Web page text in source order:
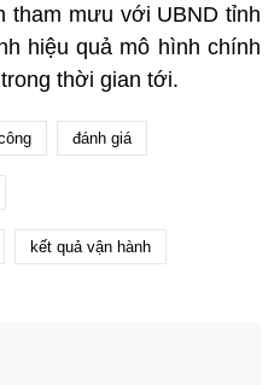
tham mưu với UBND tỉnh
hiệu quả mô hình chính
thời gian tới.
đánh giá
kết quả vận hành